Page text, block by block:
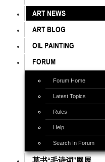
ART NEWS
ART BLOG
OIL PAINTING
FORUM
Forum Home
Latest Topics
Rules
Help
Search In Forum
草书“毛诗词”网展